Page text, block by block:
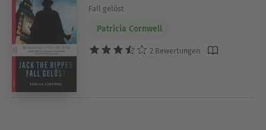
Fall gelöst
Patricia Cornwell
2 Bewertungen